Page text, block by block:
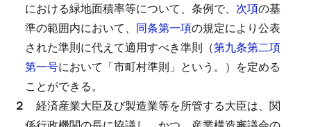
における緑地面積率等について、条例で、 次項の基
準の範囲内において、 同条第一項の規定により公表
された準則に代えて適用すべき準則（第九条第二項
第一号において「市町村準則」という。）を定める
ことができる。
２ 経済産業大臣及び製造業等を所管する大臣は、関